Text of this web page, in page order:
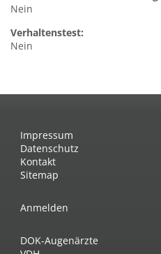
Nein
Verhaltenstest:
Nein
Impressum
Datenschutz
Kontakt
Sitemap
Anmelden
DOK-Augenärzte